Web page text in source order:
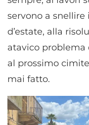
servono a
d’estate, alla
atavico problema
al prossimo
mai fatto.